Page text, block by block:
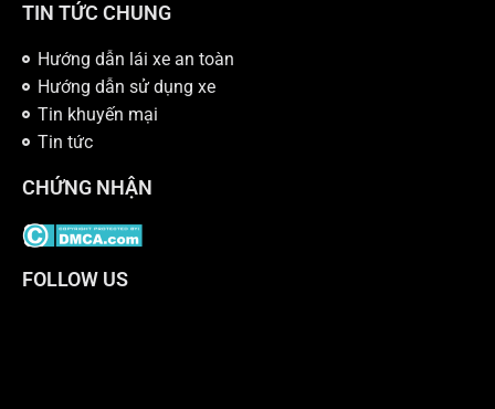
TIN TỨC CHUNG
Hướng dẫn lái xe an toàn
Hướng dẫn sử dụng xe
Tin khuyến mại
Tin tức
CHỨNG NHẬN
FOLLOW US